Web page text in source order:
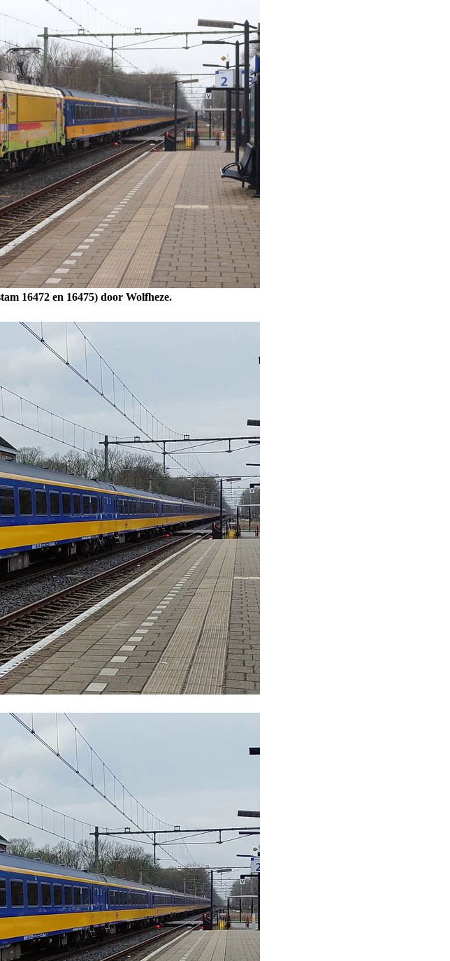
16472 en 16475) door Wolfheze.